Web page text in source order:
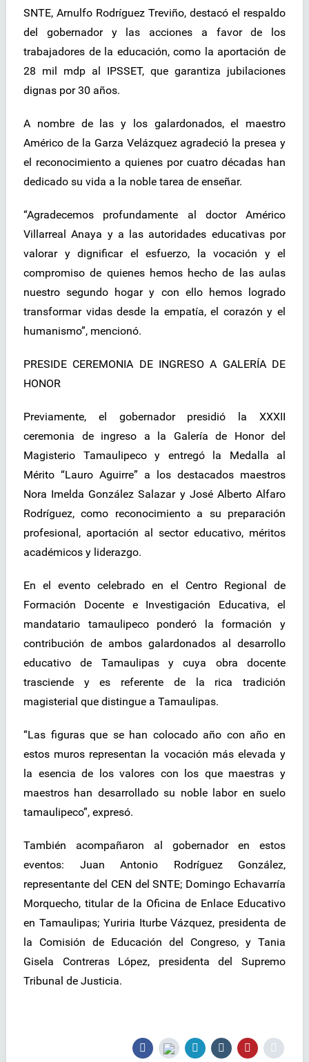
SNTE, Arnulfo Rodríguez Treviño, destacó el respaldo
del gobernador y las acciones a favor de los
trabajadores de la educación, como la aportación de
28 mil mdp al IPSSET, que garantiza jubilaciones
dignas por 30 años.
A nombre de las y los galardonados, el maestro
Américo de la Garza Velázquez agradeció la presea y
el reconocimiento a quienes por cuatro décadas han
dedicado su vida a la noble tarea de enseñar.
“Agradecemos profundamente al doctor Américo
Villarreal Anaya y a las autoridades educativas por
valorar y dignificar el esfuerzo, la vocación y el
compromiso de quienes hemos hecho de las aulas
nuestro segundo hogar y con ello hemos logrado
transformar vidas desde la empatía, el corazón y el
humanismo”, mencionó.
PRESIDE CEREMONIA DE INGRESO A GALERÍA DE
HONOR
Previamente, el gobernador presidió la XXXII
ceremonia de ingreso a la Galería de Honor del
Magisterio Tamaulipeco y entregó la Medalla al
Mérito “Lauro Aguirre” a los destacados maestros
Nora Imelda González Salazar y José Alberto Alfaro
Rodríguez, como reconocimiento a su preparación
profesional, aportación al sector educativo, méritos
académicos y liderazgo.
En el evento celebrado en el Centro Regional de
Formación Docente e Investigación Educativa, el
mandatario tamaulipeco ponderó la formación y
contribución de ambos galardonados al desarrollo
educativo de Tamaulipas y cuya obra docente
trasciende y es referente de la rica tradición
magisterial que distingue a Tamaulipas.
“Las figuras que se han colocado año con año en
estos muros representan la vocación más elevada y
la esencia de los valores con los que maestras y
maestros han desarrollado su noble labor en suelo
tamaulipeco”, expresó.
También acompañaron al gobernador en estos
eventos: Juan Antonio Rodríguez González,
representante del CEN del SNTE; Domingo Echavarría
Morquecho, titular de la Oficina de Enlace Educativo
en Tamaulipas; Yuriria Iturbe Vázquez, presidenta de
la Comisión de Educación del Congreso, y Tania
Gisela Contreras López, presidenta del Supremo
Tribunal de Justicia.